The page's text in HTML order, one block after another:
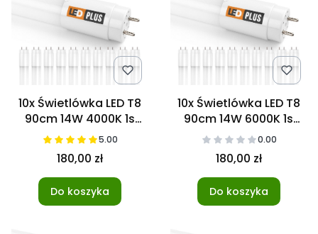
10x Świetlówka LED T8
90cm 14W 4000K 1s
NANO 5.00
180,00 zł
Do koszyka
10x Świetlówka LED T8
90cm 14W 6000K 1s
NANO 0.00
180,00 zł
Do koszyka